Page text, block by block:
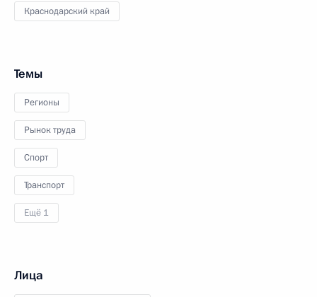
Краснодарский край
Темы
Регионы
Рынок труда
Спорт
Транспорт
Ещё 1
Лица